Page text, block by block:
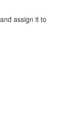
assign it to